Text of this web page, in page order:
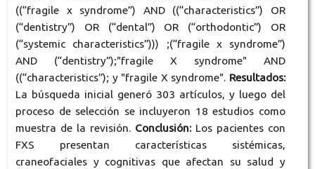
((“fragile x syndrome”) AND ((“characteristics”) OR
(“dentistry”) OR (“dental”) OR (“orthodontic”) OR
(“systemic characteristics”))) ;(“fragile x syndrome”)
AND (“dentistry”);"fragile X syndrome" AND
((“characteristics”); y "fragile X syndrome". Resultados:
La búsqueda inicial generó 303 artículos, y luego del
proceso de selección se incluyeron 18 estudios como
muestra de la revisión. Conclusión: Los pacientes con
FXS presentan características sistémicas,
craneofaciales y cognitivas que afectan su salud y